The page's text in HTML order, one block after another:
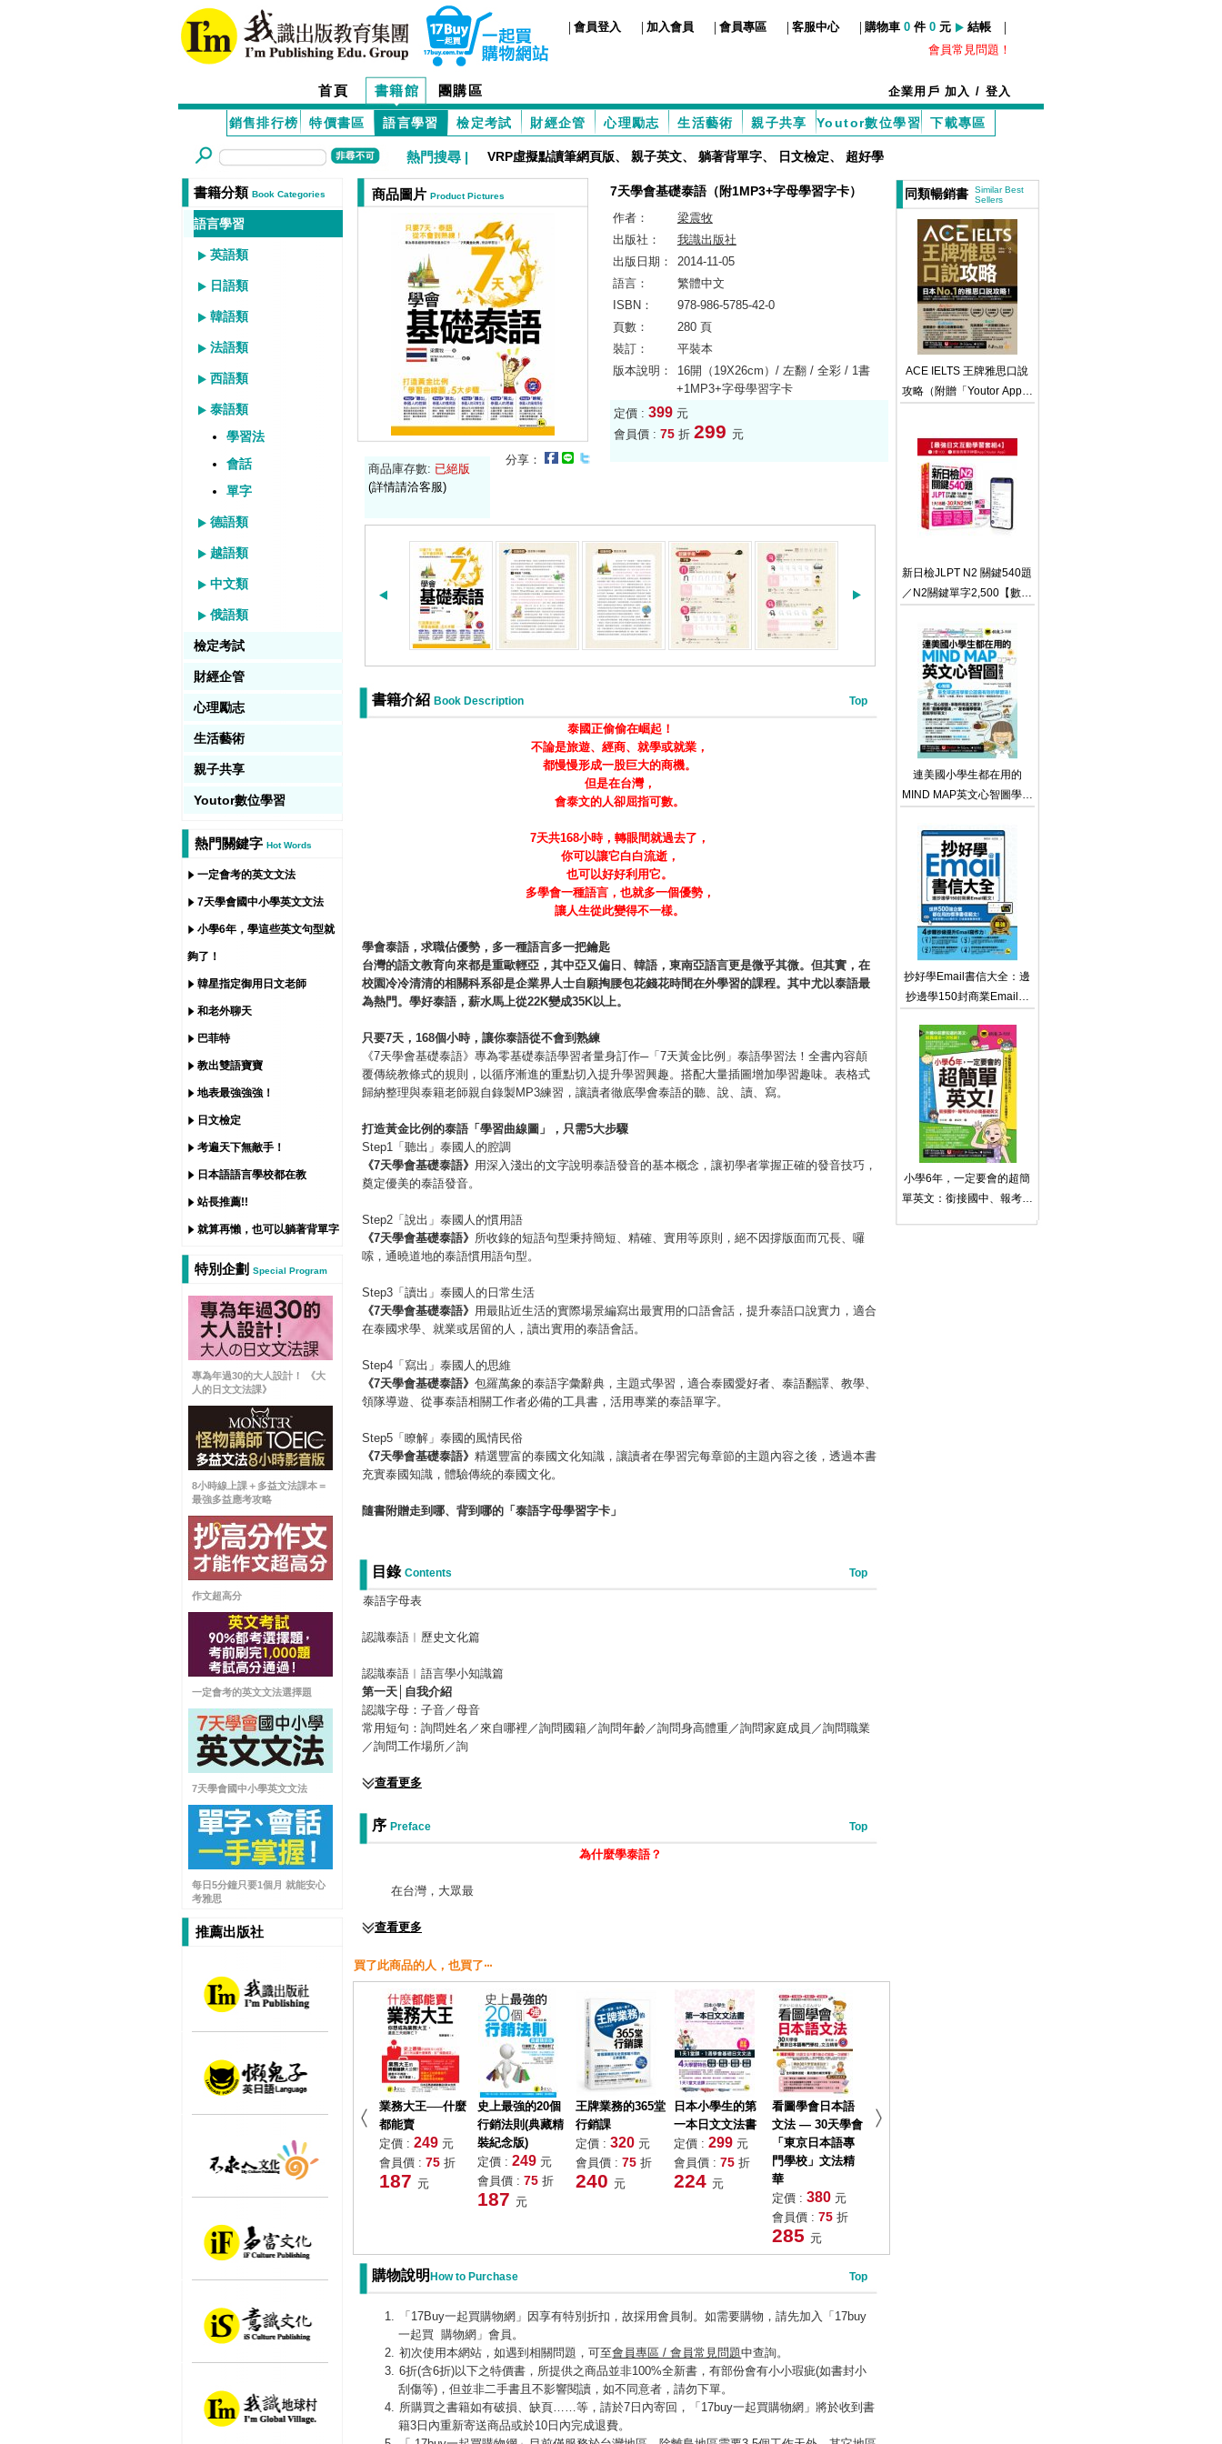
| 會員登入 | 加入會員 | 會員專區 | 客服中心 | 購物車 0 件 0 元 結帳 |
會員常見問題！
首頁 書籍館 團購區 企業用戶加入 / 登入
銷售排行榜 特價書區 語言學習 檢定考試 財經企管 心理勵志 生活藝術 親子共享 Youtor數位學習 下載專區
熱門搜尋 | VRP虛擬點讀筆網頁版、 親子英文、 躺著背單字、 日文檢定、 超好學
書籍分類 Book Categories
語言學習
英語類
日語類
韓語類
法語類
西語類
泰語類
學習法
會話
單字
德語類
越語類
中文類
俄語類
檢定考試
財經企管
心理勵志
生活藝術
親子共享
Youtor數位學習
熱門關鍵字 Hot Words
一定會考的英文文法
7天學會國中小學英文文法
小學6年，學這些英文句型就
夠了！
韓星指定御用日文老師
和老外聊天
巴菲特
教出雙語寶寶
地表最強強強！
日文檢定
考遍天下無敵手！
日本語語言學校都在教
站長推薦!!
就算再懶，也可以躺著背單字
特別企劃 Special Program
專為年過30的大人設計！ 《大
人的日文文法課》
8小時線上課＋多益文法課本＝
最強多益應考攻略
作文超高分
一定會考的英文文法選擇題
7天學會國中小學英文文法
每日5分鐘只要1個月 就能安心
考雅思
推薦出版社
商品圖片 Product Pictures
商品庫存數: 已絕版
(詳情請洽客服)
分享：
7天學會基礎泰語（附1MP3+字母學習字卡）
作者：
梁震牧
出版社：
我識出版社
出版日期：
2014-11-05
語言：
繁體中文
ISBN：
978-986-5785-42-0
頁數：
280 頁
裝訂：
平裝本
版本說明：
16開（19X26cm）/ 左翻 / 全彩 / 1書
+1MP3+字母學習字卡
定價 : 399 元
會員價 : 75折 299 元
書籍介紹 Book Description Top
泰國正偷偷在崛起！
不論是旅遊、 經商、就學或就業，
都慢慢形成一股巨大的商機。
但是在台灣，
會泰文的人卻屈指可數。
7天共168小時，轉眼間就過去了，
你可以讓它白白流逝，
也可以好好利用它。
多學會一種語言，也就多一個優勢，
讓人生從此變得不一樣。
學會泰語，求職佔優勢，多一種語言多一把鑰匙
台灣的語文教育向來都是重歐輕亞，其中亞又偏日、韓語，東南亞語言更是微乎其微。但其實，在
校園冷冷清清的相關科系卻是企業界人士自願掏腰包花錢花時間在外學習的課程。其中尤以泰語最
為熱門。學好泰語，薪水馬上從22K變成35K以上。
只要7天， 168個小時，讓你泰語從不會到熟練
《7天學會基礎泰語》專為零基礎泰語學習者量身訂作─「7天黃金比例」泰語學習法！全書內容顛
覆傳統教條式的規則，以循序漸進的重點切入提升學習興趣。搭配大量插圖增加學習趣味。表格式
歸納整理與泰籍老師親自錄製MP3練習，讓讀者徹底學會泰語的聽、說、讀、寫。
打造黃金比例的泰語「學習曲線圖」，只需5大步驟
Step1「聽出」泰國人的腔調
《7天學會基礎泰語》 用深入淺出的文字說明泰語發音的基本概念，讓初學者掌握正確的發音技巧，
奠定優美的泰語發音。
Step2「說出」泰國人的慣用語
《7天學會基礎泰語》 所收錄的短語句型秉持簡短、精確、實用等原則，絕不因撐版面而冗長、囉
嗦，通曉道地的泰語慣用語句型。
Step3「讀出」泰國人的日常生活
《7天學會基礎泰語》 用最貼近生活的實際場景編寫出最實用的口語會話，提升泰語口說實力，適合
在泰國求學、就業或居留的人，讀出實用的泰語會話。
Step4「寫出」泰國人的思維
《7天學會基礎泰語》 包羅萬象的泰語字彙辭典，主題式學習，適合泰國愛好者、泰語翻譯、教學、
領隊導遊、從事泰語相關工作者必備的工具書，活用專業的泰語單字。
Step5「瞭解」泰國的風情民俗
《7天學會基礎泰語》 精選豐富的泰國文化知識，讓讀者在學習完每章節的主題內容之後，透過本書
充實泰國知識，體驗傳統的泰國文化。
隨書附贈走到哪、背到哪的「泰語字母學習字卡」
目錄 Contents Top
泰語字母表
認識泰語︱歷史文化篇
認識泰語︱語言學小知識篇
第一天│自我介紹
認識字母：子音／母音
常用短句：詢問姓名／來自哪裡／詢問國籍／詢問年齡／詢問身高體重／詢問家庭成員／詢問職業
／詢問工作場所／詢
查看更多
序 Preface Top
為什麼學泰語？
在台灣，大眾最
查看更多
買了此商品的人，也買了‧‧‧
業務大王──什麼
都能賣
定價 : 249 元
會員價 : 75 折
187 元
史上最強的20個
行銷法則(典藏精
裝紀念版)
定價 : 249 元
會員價 : 75 折
187 元
王牌業務的365堂
行銷課
定價 : 320 元
會員價 : 75 折
240 元
日本小學生的第
一本日文文法書
定價 : 299 元
會員價 : 75 折
224 元
看圖學會日本語
文法 — 30天學會
「東京日本語專
門學校」文法精
華
定價 : 380 元
會員價 : 75 折
285 元
購物說明 How to Purchase Top
「17Buy一起買購物網」因享有特別折扣 ，故採用會員制 。如需要購物 ，請先加入「17buy
一起買 購物網」會員。
初次使用本網站，如遇到相關問題，可至會員專區 / 會員常見問題中查詢。
6折(含6折)以下之特價書，所提供之商品並非100%全新書，有部份會有小小瑕疵(如書封小
刮傷等) ， 但並非二手書且不影響閱讀 ， 如不同意者 ， 請勿下單。
所購買之書籍如有破損、缺頁……等，請於7日內寄回 ，
「17buy一起買購物網」將於收到書
籍3日內重新寄送商品或於10日內完成退費。
同類暢銷書
Similar Best
Sellers
ACE IELTS 王牌雅思口說
攻略（附贈「Youtor App」
新日檢JLPT N2 關鍵540題
／N2關鍵單字2,500【數位
解析＋CD＋最強背單字神
器App（Youtor App，iOS
／Android適用）【最強日
檢互動學習套組4】
連美國小學生都在用的
MIND MAP英文心智圖學習
VRP虛擬點讀筆）
抄好學Email書信大全：邊
抄邊學150封商業Email範
文電子檔）
小學6年，一定要會的超簡
單英文：銜接國中、報考私